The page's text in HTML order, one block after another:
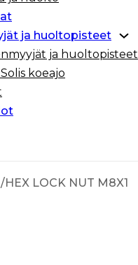
ja huoltopisteet
ja huoltopisteet
koeajo
HEX LOCK NUT M8X1